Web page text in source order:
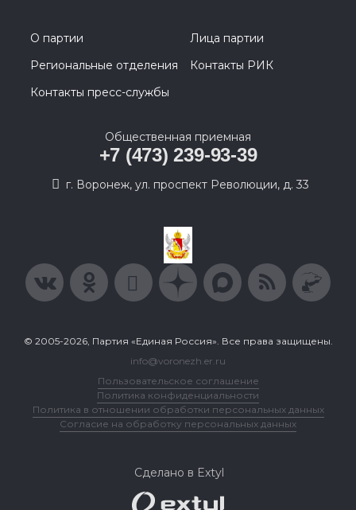
О партии
Лица партии
Региональные отделения
Контакты РИК
Контакты пресс-службы
Общественная приемная
+7 (473) 239-93-39
г. Воронеж, ул. проспект Революции, д. 33
© 2005-2026, Партия «Единая Россия». Все права защищены.
info@voronezh.er.ru
Пользовательское соглашение
Политика конфиденциальности
Политика в отношении обработки персональных данных
Согласие на обработку персональных данных
Сделано в Extyl